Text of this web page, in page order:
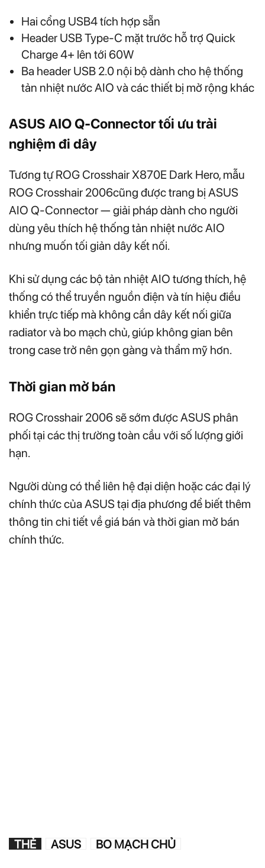
Hai cổng USB4 tích hợp sẵn
Header USB Type-C mặt trước hỗ trợ Quick
Charge 4+ lên tới 60W
Ba header USB 2.0 nội bộ dành cho hệ thống
tản nhiệt nước AIO và các thiết bị mở rộng khác
ASUS AIO Q-Connector tối ưu trải
nghiệm đi dây
Tương tự ROG Crosshair X870E Dark Hero, mẫu
ROG Crosshair 2006cũng được trang bị ASUS
AIO Q-Connector — giải pháp dành cho người
dùng yêu thích hệ thống tản nhiệt nước AIO
nhưng muốn tối giản dây kết nối.
Khi sử dụng các bộ tản nhiệt AIO tương thích, hệ
thống có thể truyền nguồn điện và tín hiệu điều
khiển trực tiếp mà không cần dây kết nối giữa
radiator và bo mạch chủ, giúp không gian bên
trong case trở nên gọn gàng và thẩm mỹ hơn.
Thời gian mở bán
ROG Crosshair 2006 sẽ sớm được ASUS phân
phối tại các thị trường toàn cầu với số lượng giới
hạn.
Người dùng có thể liên hệ đại diện hoặc các đại lý
chính thức của ASUS tại địa phương để biết thêm
thông tin chi tiết về giá bán và thời gian mở bán
chính thức.
THẺ ASUS BO MẠCH CHỦ